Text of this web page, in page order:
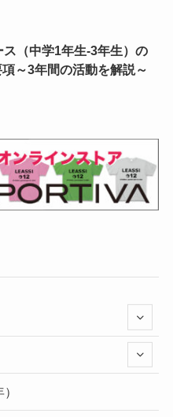
ス（中学1年生-3年生）の
～3年間の活動を解説～